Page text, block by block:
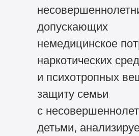
допускающих
немедицинское
наркотических
и психотропных
защиту семьи
с
детьми,